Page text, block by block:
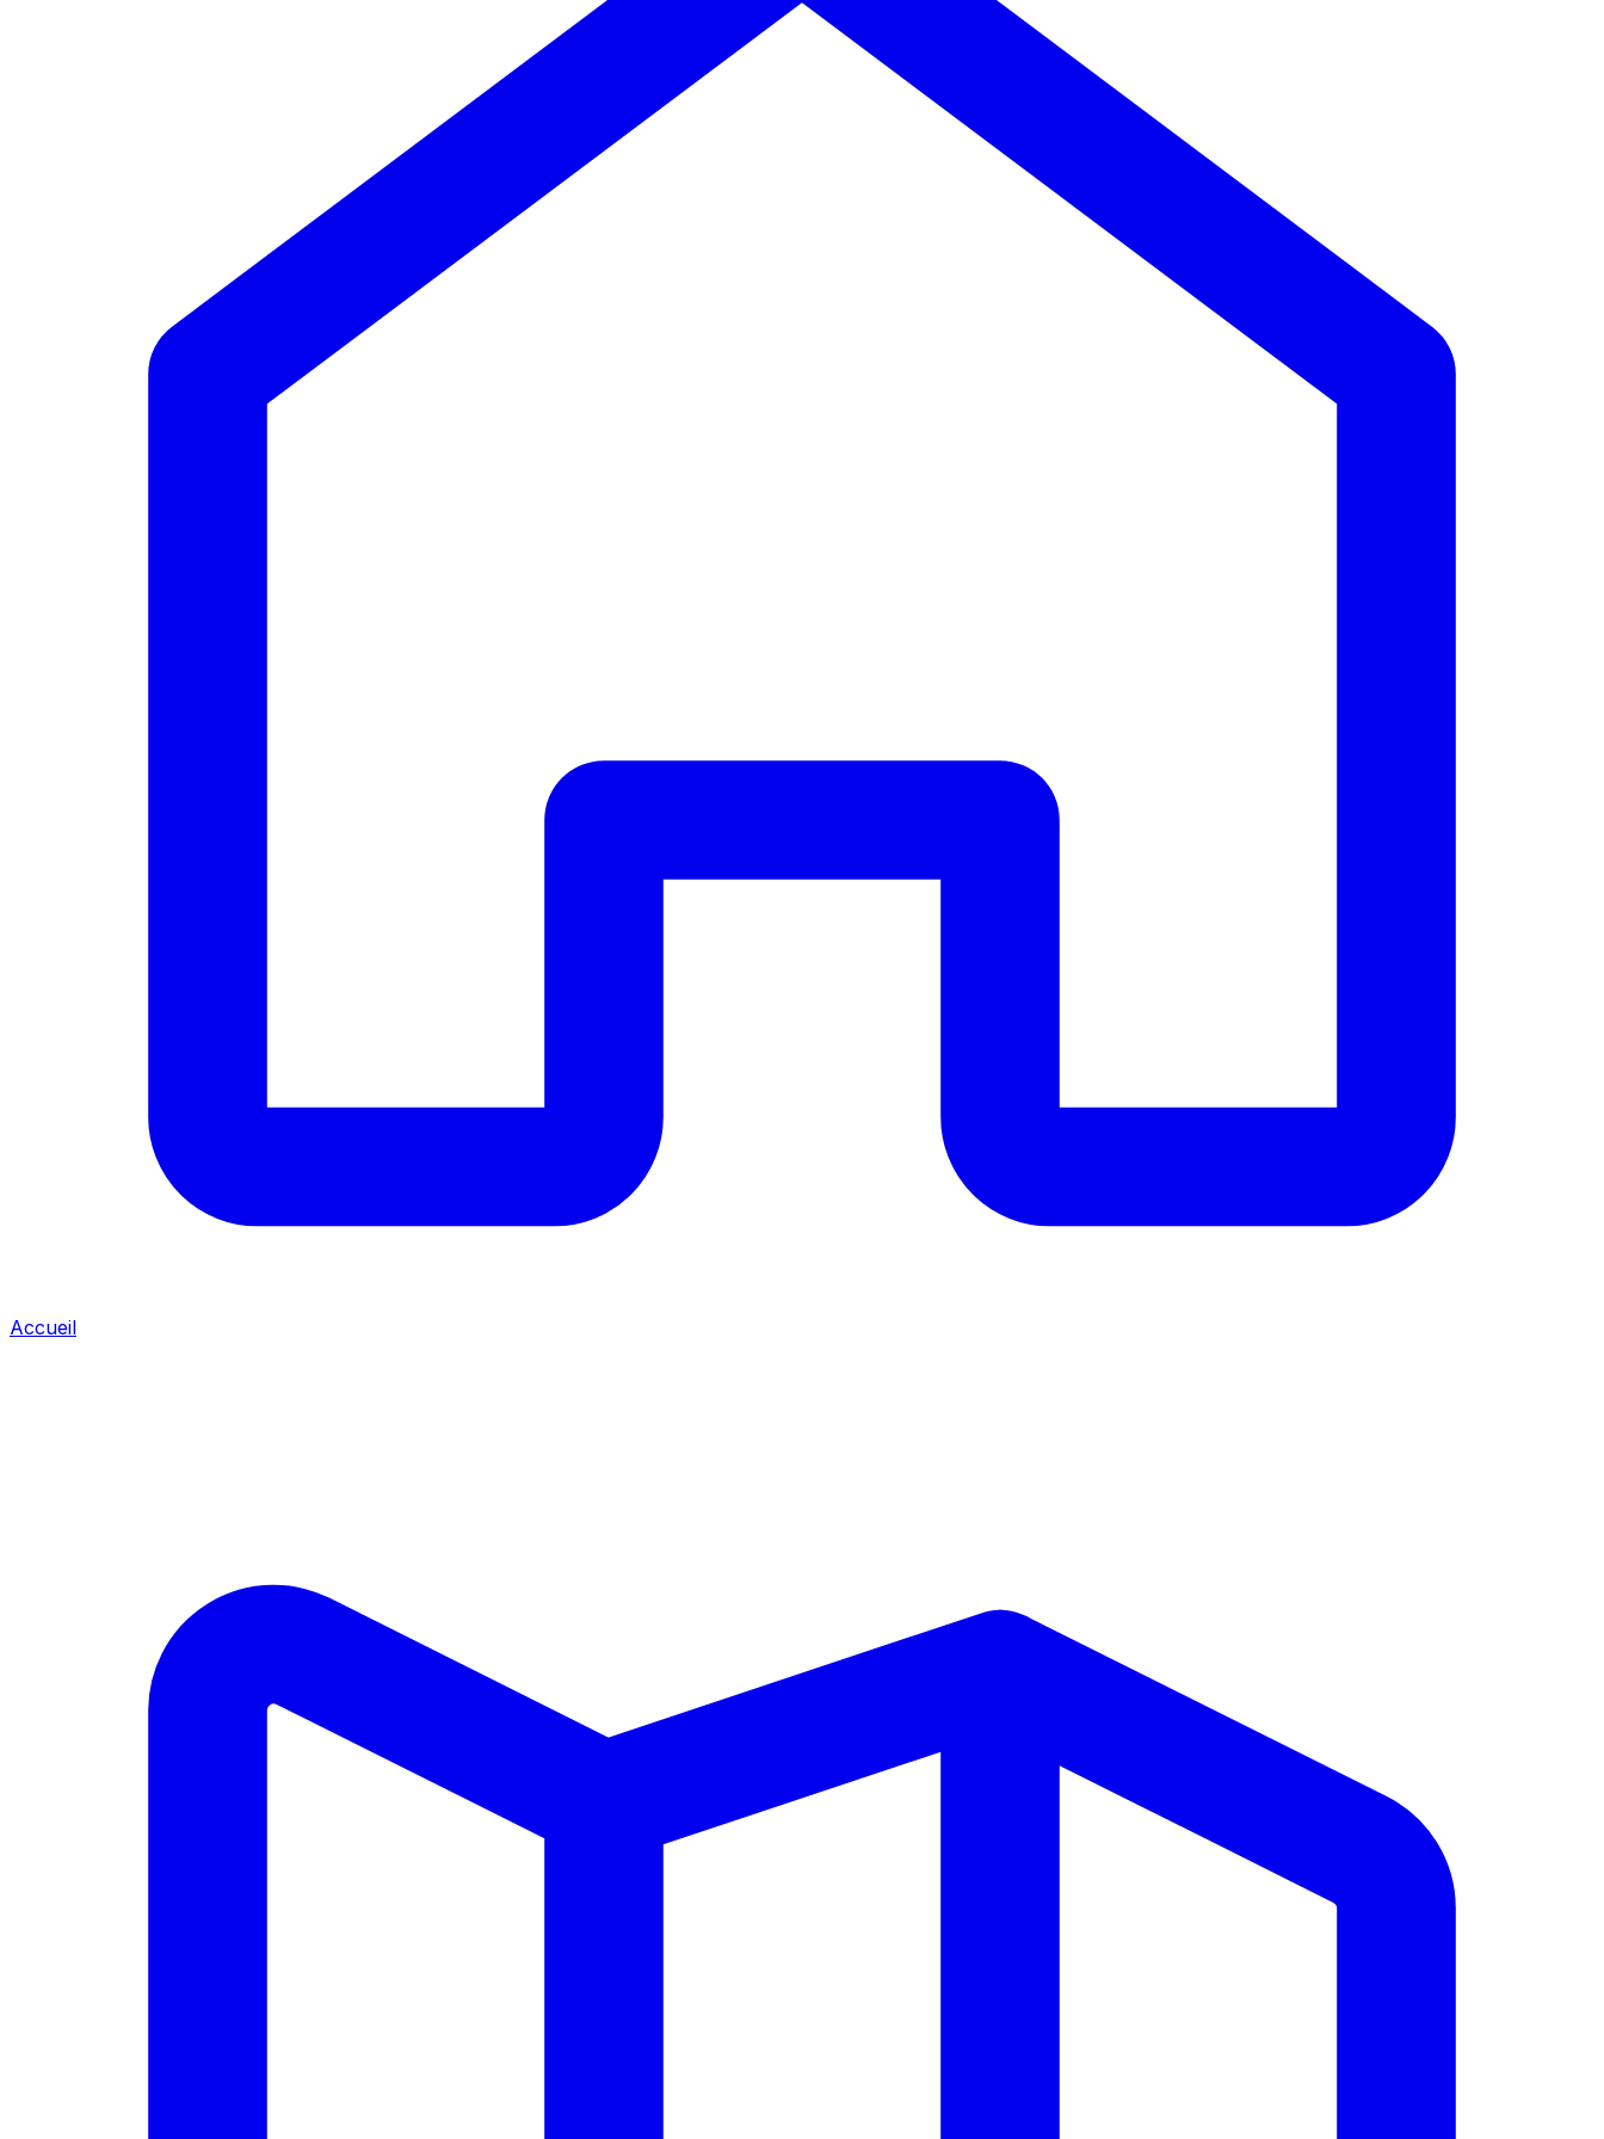
Accueil